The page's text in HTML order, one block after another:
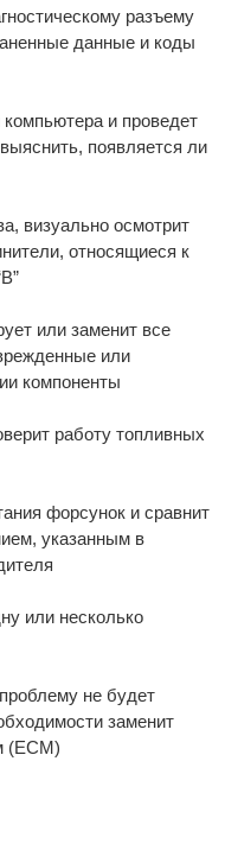
разъему
данные и коды
и проведет
появляется ли
визуально осмотрит
относящиеся к
или заменит все
или
компоненты
работу топливных
форсунок и сравнит
указанным в
или несколько
не будет
заменит
(ECM)